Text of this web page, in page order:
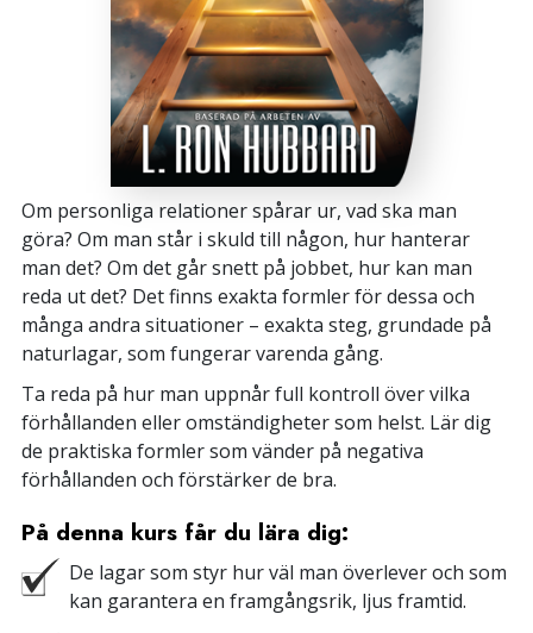
Om personliga relationer spårar ur, vad ska man
göra? Om man står i skuld till någon, hur hanterar
man det? Om det går snett på jobbet, hur kan man
reda ut det? Det finns exakta formler för dessa och
många andra situationer – exakta steg, grundade på
naturlagar, som fungerar varenda gång.
Ta reda på hur man uppnår full kontroll över vilka
förhållanden eller omständigheter som helst. Lär dig
de praktiska formler som vänder på negativa
förhållanden och förstärker de bra.
På denna kurs får du lära dig:
De lagar som styr hur väl man överlever och som
kan garantera en framgångsrik, ljus framtid.